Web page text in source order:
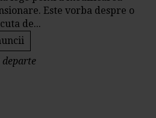
Este vorba despre o
de...
departe